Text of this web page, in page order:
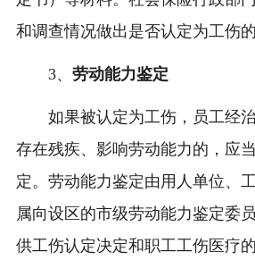
和调查情况做出是否认定为工伤的
3、 劳动能力鉴定
如果被认定为工伤，员工经
存在残疾、影响劳动能力的，应
定。劳动能力鉴定由用人单位、
属向设区的市级劳动能力鉴定委
供工伤认定决定和职工工伤医疗